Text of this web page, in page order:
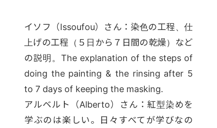
イソフ（Issoufou）さん：染色の工程、仕
上げの工程（５日から７日間の乾燥）など
の説明。The explanation of the steps of
doing the painting & the rinsing after 5
to 7 days of keeping the masking.
アルベルト（Alberto）さん：紅型染めを
学ぶのは楽しい。日々すべてが学びなの